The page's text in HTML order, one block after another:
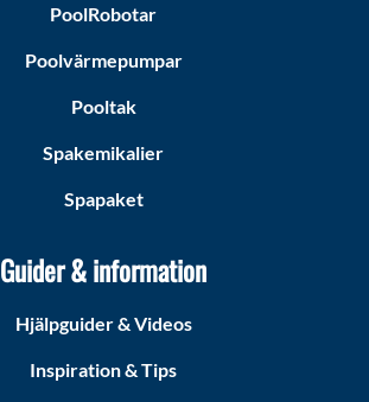
PoolRobotar
Poolvärmepumpar
Pooltak
Spakemikalier
Spapaket
Guider & information
Hjälpguider & Videos
Inspiration & Tips